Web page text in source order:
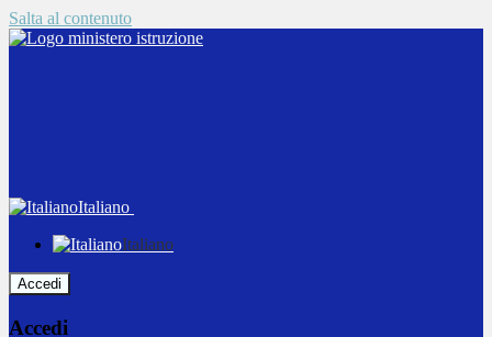
Salta al contenuto
Italiano
Italiano
Accedi
Accedi